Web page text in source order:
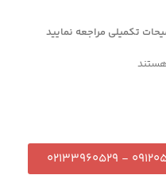
تكميلي مراجعه نماييد